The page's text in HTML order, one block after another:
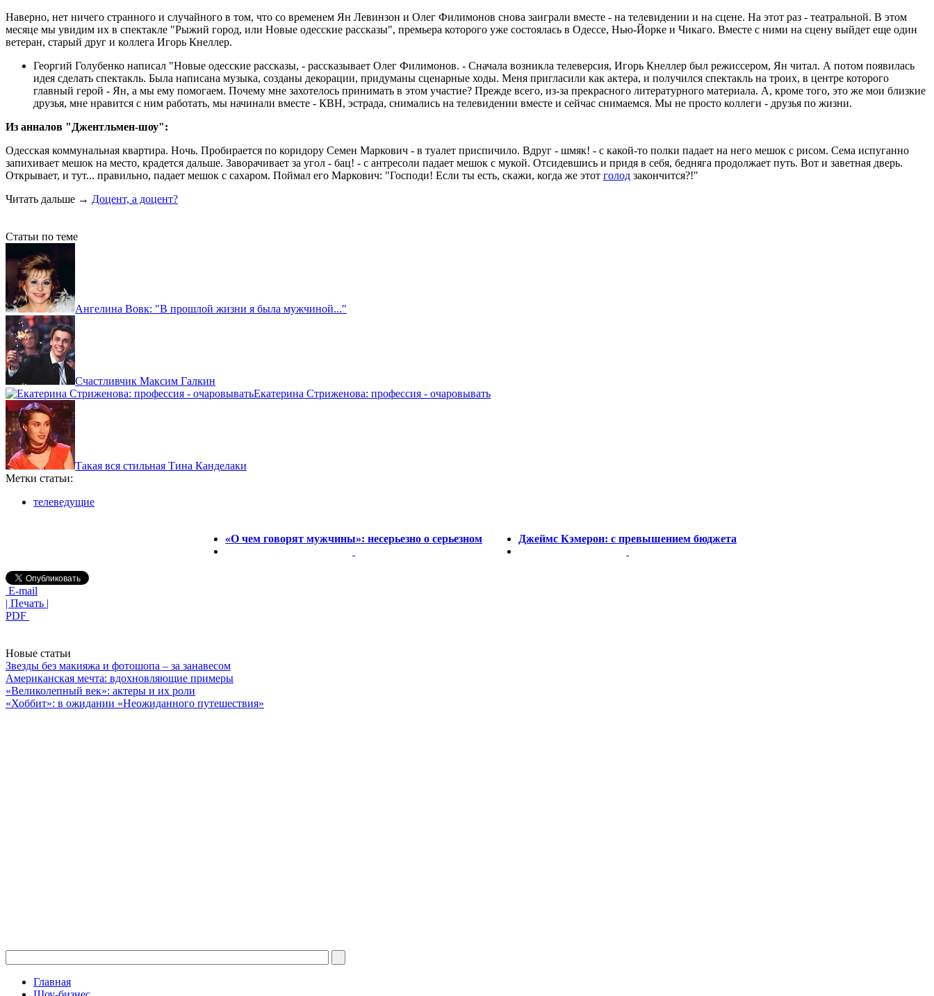
Наверно, нет ничего странного и случайного в том, что со временем Ян Левинзон и Олег Филимонов снова заиграли вместе - на телевидении и на сцене. На этот раз - театральной. В этом
месяце мы увидим их в спектакле "Рыжий город, или Новые одесские рассказы", премьера которого уже состоялась в Одессе, Нью-Йорке и Чикаго. Вместе с ними на сцену выйдет еще один
ветеран, старый друг и коллега Игорь Кнеллер.
Георгий Голубенко написал "Новые одесские рассказы, - рассказывает Олег Филимонов. - Сначала возникла телеверсия, Игорь Кнеллер был режиссером, Ян читал. А потом появилась
идея сделать спектакль. Была написана музыка, созданы декорации, придуманы сценарные ходы. Меня пригласили как актера, и получился спектакль на троих, в центре которого
главный герой - Ян, а мы ему помогаем. Почему мне захотелось принимать в этом участие? Прежде всего, из-за прекрасного литературного материала. А, кроме того, это же мои близкие
друзья, мне нравится с ним работать, мы начинали вместе - КВН, эстрада, снимались на телевидении вместе и сейчас снимаемся. Мы не просто коллеги - друзья по жизни.
Из анналов "Джентльмен-шоу":
Одесская коммунальная квартира. Ночь. Пробирается по коридору Семен Маркович - в туалет приспичило. Вдруг - шмяк! - с какой-то полки падает на него мешок с рисом. Сема испуганно
запихивает мешок на место, крадется дальше. Заворачивает за угол - бац! - с антресоли падает мешок с мукой. Отсидевшись и придя в себя, бедняга продолжает путь. Вот и заветная дверь.
Открывает, и тут... правильно, падает мешок с сахаром. Поймал его Маркович: "Господи! Если ты есть, скажи, когда же этот голод закончится?!"
Читать дальше → Доцент, а доцент?
Статьи по теме
Ангелина Вовк: "В прошлой жизни я была мужчиной..."
Счастливчик Максим Галкин
Екатерина Стриженова: профессия - очаровывать
Такая вся стильная Тина Канделаки
Метки статьи:
телеведущие
«О чем говорят мужчины»: несерьезно о серьезном Джеймс Кэмерон: с превышением бюджета
E-mail
| Печать |
PDF
Новые статьи
Звезды без макияжа и фотошопа – за занавесом
Американская мечта: вдохновляющие примеры
«Великолепный век»: актеры и их роли
«Хоббит»: в ожидании «Неожиданного путешествия»
Главная